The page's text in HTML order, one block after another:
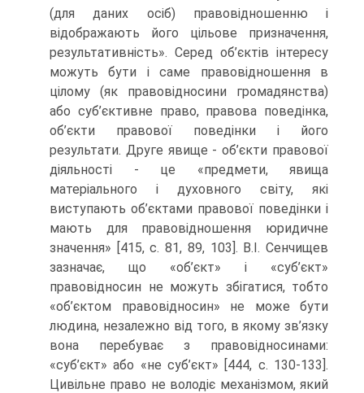
(для даних осіб) правовідношенню і
відображають його цільове призначення,
результативність». Серед об’єктів інтересу
можуть бути і саме правовідношення в
цілому (як правовідносини громадянства)
або суб’єктивне право, правова поведінка,
об’єкти правової поведінки і його
результати. Друге явище - об’єкти правової
діяльності - це «предмети, явища
матеріального і духовного світу, які
виступають об’єктами правової поведінки і
мають для правовідношення юридичне
значення» [415, с. 81, 89, 103]. В.І. Сенчищев
зазначає, що «об’єкт» і «суб’єкт»
правовідносин не можуть збігатися, тобто
«об’єктом правовідносин» не може бути
людина, незалежно від того, в якому зв’язку
вона перебуває з правовідносинами:
«суб’єкт» або «не суб’єкт» [444, с. 130-133].
Цивільне право не володіє механізмом, який